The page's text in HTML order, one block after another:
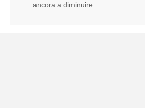
ancora a diminuire.